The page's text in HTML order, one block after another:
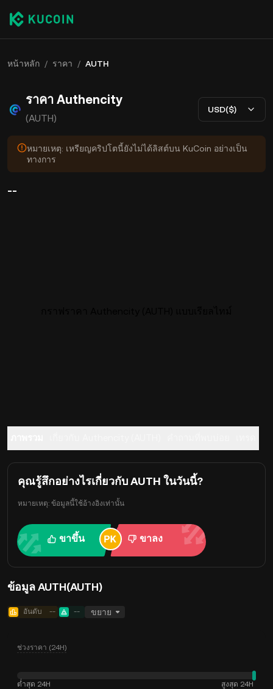
หน้าหลัก / ราคา / AUTH
ราคา Authencity
(AUTH)
USD($)
หมายเหตุ: เหรียญคริปโตนี้ยังไม่ได้ลิสต์บน KuCoin อย่างเป็น
ทางการ
--
คุณรู้สึกอย่างไรเกี่ยวกับ AUTH ในวันนี้?
หมายเหตุ: ข้อมูลนี้ใช้อ้างอิงเท่านั้น
ขาขึ้น ขาลง
ข้อมูล AUTH(AUTH)
อันดับ -- -- ขยาย
ช่วงราคา (24H)
ต่ำสุด 24H
สูงสุด 24H